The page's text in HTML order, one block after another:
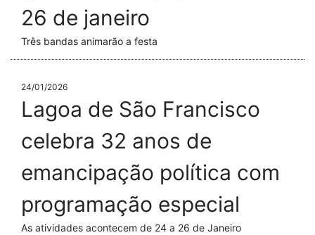
26 de janeiro
Três bandas animarão a festa
24/01/2026
Lagoa de São Francisco
celebra 32 anos de
emancipação política com
programação especial
As atividades acontecem de 24 a 26 de Janeiro